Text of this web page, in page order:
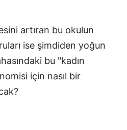
artıran bu okulun
ise şimdiden yoğun
bu "kadın
için nasıl bir